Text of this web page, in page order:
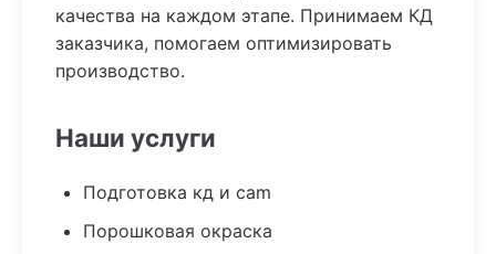
качества на каждом этапе. Принимаем КД
заказчика, помогаем оптимизировать
производство.
Наши услуги
Подготовка кд и cam
Порошковая окраска